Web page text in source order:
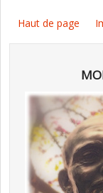
Haut de page